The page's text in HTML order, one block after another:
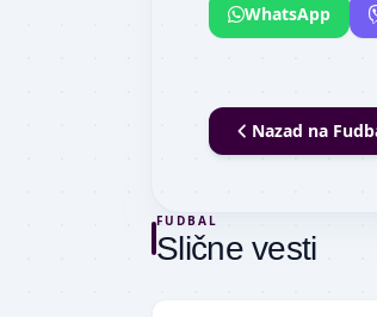
WhatsApp
Nazad na
FUDBAL
Slične vesti